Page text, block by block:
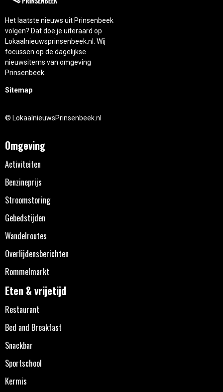
Het laatste nieuws uit Prinsenbeek
volgen? Dat doe je uiteraard op
Lokaalnieuwsprinsenbeek.nl. Wij
focussen op de dagelijkse
nieuwsitems van omgeving
Prinsenbeek.
Sitemap
© LokaalnieuwsPrinsenbeek.nl
Omgeving
Activiteiten
Benzineprijs
Stroomstoring
Gebedstijden
Wandelroutes
Overlijdensberichten
Rommelmarkt
Eten & vrijetijd
Restaurant
Bed and Breakfast
Snackbar
Sportschool
Kermis